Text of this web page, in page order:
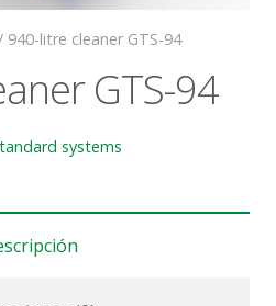
940-litre cleaner GTS-94
GTS-94
systems